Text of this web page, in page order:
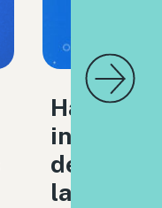
Hacia una
de
la IA